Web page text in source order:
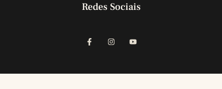
Redes Sociais